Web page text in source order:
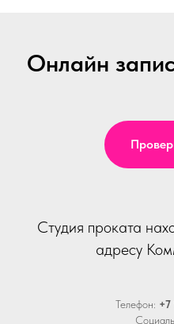
Онлайн
Студия проката
адресу
Телефон: +7